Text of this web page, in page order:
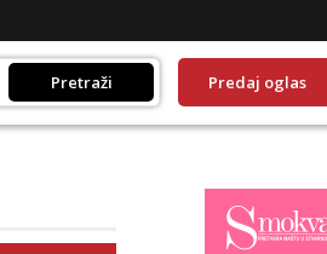
Pretraži Predaj oglas